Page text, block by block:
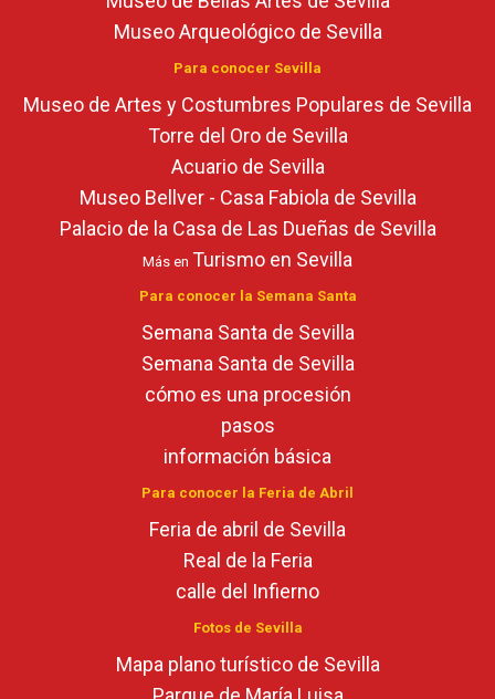
Museo Arqueológico de Sevilla
Para conocer Sevilla
Museo de Artes y Costumbres Populares de Sevilla
Torre del Oro de Sevilla
Acuario de Sevilla
Museo Bellver - Casa Fabiola de Sevilla
Palacio de la Casa de Las Dueñas de Sevilla
Más en Turismo en Sevilla
Para conocer la Semana Santa
Semana Santa de Sevilla
Semana Santa de Sevilla
cómo es una procesión
pasos
información básica
Para conocer la Feria de Abril
Feria de abril de Sevilla
Real de la Feria
calle del Infierno
Fotos de Sevilla
Mapa plano turístico de Sevilla